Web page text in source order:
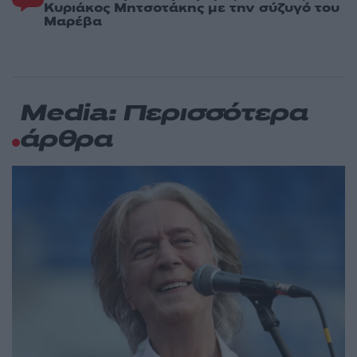
Κυριάκος Μητσοτάκης με την σύζυγό του
Μαρέβα
Media: Περισσότερα
άρθρα